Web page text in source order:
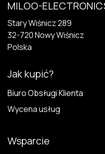
MILOO-
Stary Wiśnicz 289
32-720 N​owy Wiśnicz
Polska
Jak kupić?
Biuro Obsługi Klienta
Wycena usług
Wsparcie